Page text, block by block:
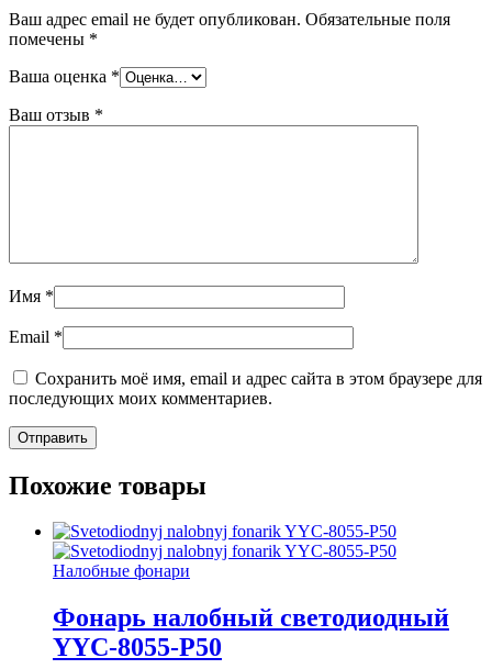
Ваш адрес email не будет опубликован. Обязательные поля
помечены *
Ваша оценка *
Ваш отзыв *
Имя *
Email *
Сохранить моё имя, email и адрес сайта в этом браузере для
последующих моих комментариев.
Похожие товары
Налобные фонари
Фонарь налобный светодиодный
YYC-8055-P50